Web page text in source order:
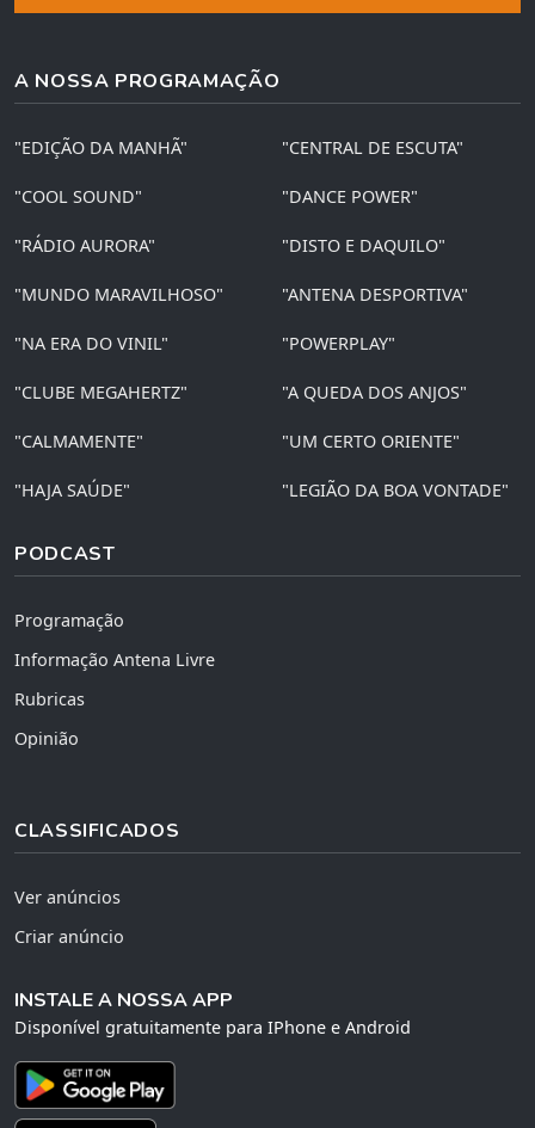
A NOSSA PROGRAMAÇÃO
"EDIÇÃO DA MANHÃ" "CENTRAL DE ESCUTA"
"COOL SOUND" "DANCE POWER"
"RÁDIO AURORA" "DISTO E DAQUILO"
"MUNDO MARAVILHOSO" "ANTENA DESPORTIVA"
"NA ERA DO VINIL" "POWERPLAY"
"CLUBE MEGAHERTZ" "A QUEDA DOS ANJOS"
"CALMAMENTE" "UM CERTO ORIENTE"
"HAJA SAÚDE" "LEGIÃO DA BOA VONTADE"
PODCAST
Programação
Informação Antena Livre
Rubricas
Opinião
CLASSIFICADOS
Ver anúncios
Criar anúncio
INSTALE A NOSSA APP
Disponível gratuitamente para IPhone e Android